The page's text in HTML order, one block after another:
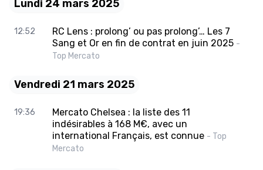
Lundi 24 mars 2025
12:52
RC Lens : prolong’ ou pas prolong’… Les 7
Sang et Or en fin de contrat en juin 2025 -
Top Mercato
Vendredi 21 mars 2025
19:36
Mercato Chelsea : la liste des 11
indésirables à 168 M€, avec un
international Français, est connue - Top
Mercato